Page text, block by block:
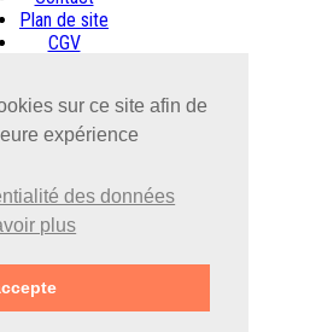
sur ce site afin de
expérience
des données
plus
Plan de site
CGV
. All rights reserved.
GEDA sur Facebook